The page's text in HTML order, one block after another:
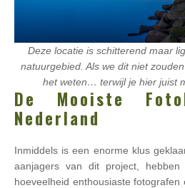
Deze locatie is schitterend maar
natuurgebied. Als we dit niet
het weten… terwijl je hier juist
De Mooiste
Nederland
Inmiddels is een enorme klus
aanjagers van dit project,
hoeveelheid enthousiaste